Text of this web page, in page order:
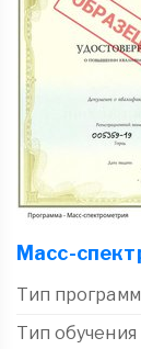
Масс-
Тип
Тип обучения